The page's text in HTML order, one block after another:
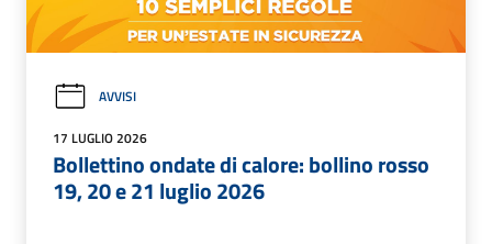
AVVISI
17 LUGLIO 2026
Bollettino ondate di calore: bollino rosso
19, 20 e 21 luglio 2026